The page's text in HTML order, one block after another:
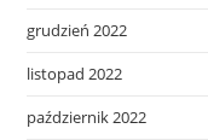
grudzień 2022
listopad 2022
październik 2022